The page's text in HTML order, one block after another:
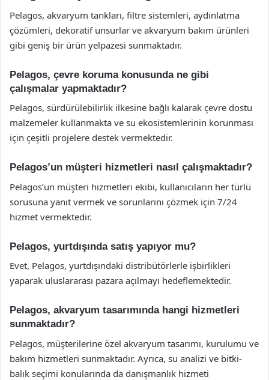
Pelagos, akvaryum tankları, filtre sistemleri, aydınlatma
çözümleri, dekoratif unsurlar ve akvaryum bakım ürünleri
gibi geniş bir ürün yelpazesi sunmaktadır.
Pelagos, çevre koruma konusunda ne gibi
çalışmalar yapmaktadır?
Pelagos, sürdürülebilirlik ilkesine bağlı kalarak çevre dostu
malzemeler kullanmakta ve su ekosistemlerinin korunması
için çeşitli projelere destek vermektedir.
Pelagos’un müşteri hizmetleri nasıl çalışmaktadır?
Pelagos’un müşteri hizmetleri ekibi, kullanıcıların her türlü
sorusuna yanıt vermek ve sorunlarını çözmek için 7/24
hizmet vermektedir.
Pelagos, yurtdışında satış yapıyor mu?
Evet, Pelagos, yurtdışındaki distribütörlerle işbirlikleri
yaparak uluslararası pazara açılmayı hedeflemektedir.
Pelagos, akvaryum tasarımında hangi hizmetleri
sunmaktadır?
Pelagos, müşterilerine özel akvaryum tasarımı, kurulumu ve
bakım hizmetleri sunmaktadır. Ayrıca, su analizi ve bitki-
balık seçimi konularında da danışmanlık hizmeti